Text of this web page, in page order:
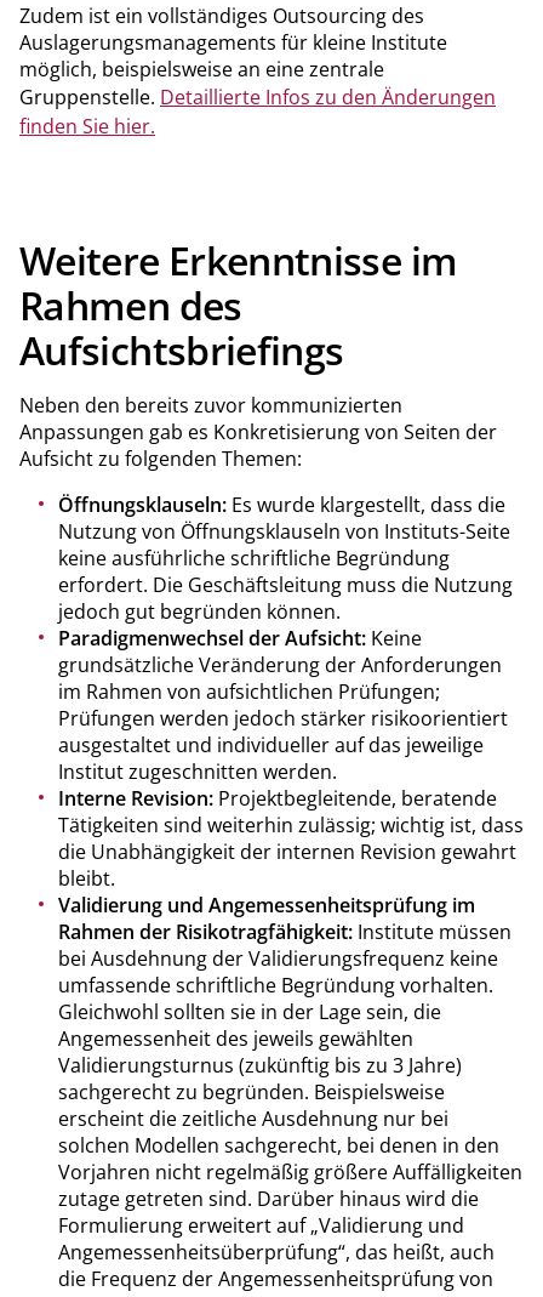
Zudem ist ein vollständiges Outsourcing des
Auslagerungsmanagements für kleine Institute
möglich, beispielsweise an eine zentrale
Gruppenstelle. Detaillierte Infos zu den Änderungen
finden Sie hier.
Weitere Erkenntnisse im
Rahmen des
Aufsichtsbriefings
Neben den bereits zuvor kommunizierten
Anpassungen gab es Konkretisierung von Seiten der
Aufsicht zu folgenden Themen:
Öffnungsklauseln: Es wurde klargestellt, dass die
Nutzung von Öffnungsklauseln von Instituts-Seite
keine ausführliche schriftliche Begründung
erfordert. Die Geschäftsleitung muss die Nutzung
jedoch gut begründen können.
Paradigmenwechsel der Aufsicht: Keine
grundsätzliche Veränderung der Anforderungen
im Rahmen von aufsichtlichen Prüfungen;
Prüfungen werden jedoch stärker risikoorientiert
ausgestaltet und individueller auf das jeweilige
Institut zugeschnitten werden.
Interne Revision: Projektbegleitende, beratende
Tätigkeiten sind weiterhin zulässig; wichtig ist, dass
die Unabhängigkeit der internen Revision gewahrt
bleibt.
Validierung und Angemessenheitsprüfung im
Rahmen der Risikotragfähigkeit: Institute müssen
bei Ausdehnung der Validierungsfrequenz keine
umfassende schriftliche Begründung vorhalten.
Gleichwohl sollten sie in der Lage sein, die
Angemessenheit des jeweils gewählten
Validierungsturnus (zukünftig bis zu 3 Jahre)
sachgerecht zu begründen. Beispielsweise
erscheint die zeitliche Ausdehnung nur bei
solchen Modellen sachgerecht, bei denen in den
Vorjahren nicht regelmäßig größere Auffälligkeiten
zutage getreten sind. Darüber hinaus wird die
Formulierung erweitert auf „Validierung und
Angemessenheitsüberprüfung“, das heißt, auch
die Frequenz der Angemessenheitsprüfung von